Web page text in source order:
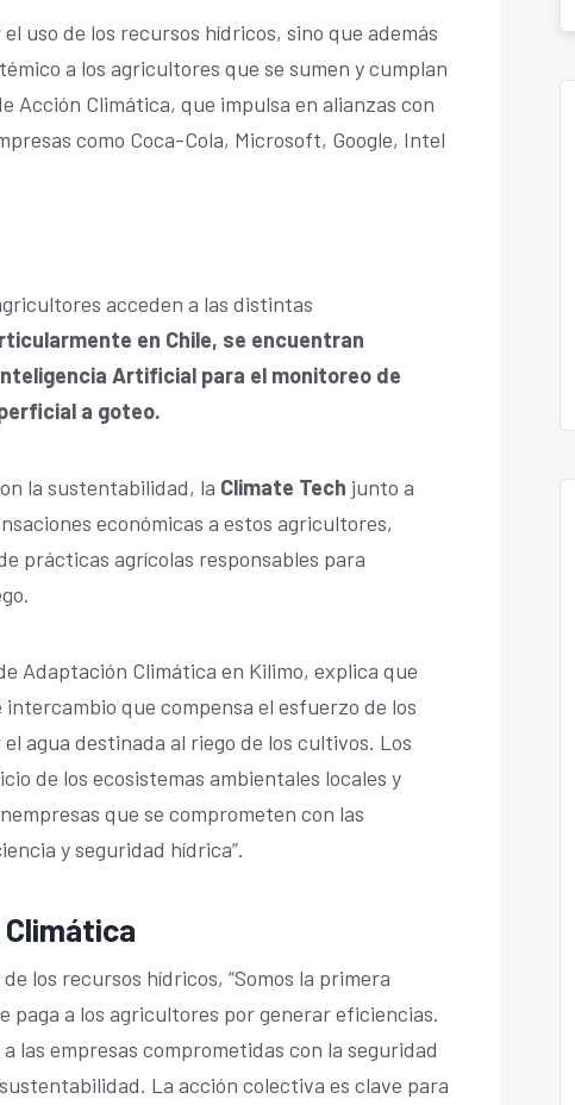
uso de los recursos hídricos, sino que además
a los agricultores que se sumen y cumplan
Acción Climática, que impulsa en alianzas con
como Coca-Cola, Microsoft, Google, Intel
acceden a las distintas
en Chile, se encuentran
Artificial para el monitoreo de
a goteo.
la sustentabilidad, la Climate Tech junto a
económicas a estos agricultores,
prácticas agrícolas responsables para
Adaptación Climática en Kilimo, explica que
intercambio que compensa el esfuerzo de los
agua destinada al riego de los cultivos. Los
de los ecosistemas ambientales locales y
que se comprometen con las
y seguridad hídrica”.
los recursos hídricos, “Somos la primera
paga a los agricultores por generar eficiencias.
las empresas comprometidas con la seguridad
La acción colectiva es clave para